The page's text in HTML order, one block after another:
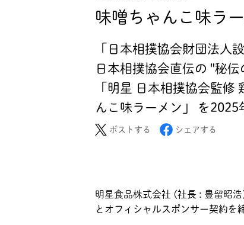
味噌ちゃんこ味ラ
「日本相撲協会財団法人
日本相撲協会直伝の "秘
「明星 日本相撲協会監
んこ味ラーメン」 を
ポストする シェアする
明星食品株式会社 (社長 : 豊留昭
とオフィシャルスポンサー契約を